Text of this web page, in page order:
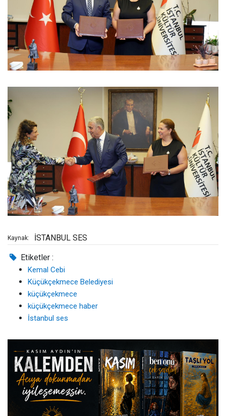
Kaynak: İSTANBUL SES
Etiketler :
Kemal Cebi
Küçükçekmece Belediyesi
küçükçekmece
küçükçekmece haber
İstanbul ses